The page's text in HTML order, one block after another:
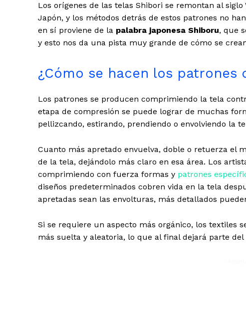
Los orígenes de las telas Shibori se remontan al
Japón, y los métodos detrás de estos patrones no
en sí proviene de la palabra japonesa Shiboru, que
y esto nos da una pista muy grande de cómo se
¿Cómo se hacen los patrones
Los patrones se producen comprimiendo la tela
etapa de compresión se puede lograr de muchas
pellizcando, estirando, prendiendo o envolviendo la
Cuanto más apretado envuelva, doble o retuerza el
de la tela, dejándolo más claro en esa área. Los
comprimiendo con fuerza formas y patrones
diseños predeterminados cobren vida en la tela
apretadas sean las envolturas, más detallados
Si se requiere un aspecto más orgánico, los textiles
más suelta y aleatoria, lo que al final dejará parte